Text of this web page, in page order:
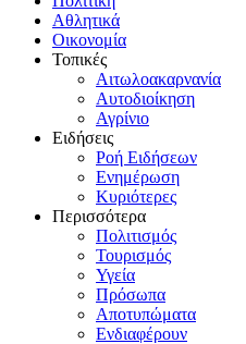
Αθλητικά
Οικονομία
Τοπικές
Αιτωλοακαρνανία
Αυτοδιοίκηση
Αγρίνιο
Ειδήσεις
Ροή Ειδήσεων
Ενημέρωση
Κυριότερες
Περισσότερα
Πολιτισμός
Τουρισμός
Υγεία
Πρόσωπα
Αποτυπώματα
Ενδιαφέρουν